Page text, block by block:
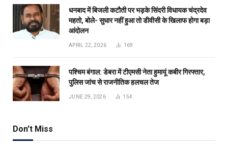
धनबाद में बिजली कटौती पर भड़के सिंदरी विधायक चंद्रदेव
महतो, बोले- सुधार नहीं हुआ तो डीवीसी के खिलाफ होगा बड़ा
आंदोलन
APRIL 22, 2026 169
पश्चिम बंगाल: डेबरा में टीएमसी नेता हुमायूं कबीर गिरफ्तार,
पुलिस जांच से राजनीतिक हलचल तेज
JUNE 29, 2026 154
Don't Miss